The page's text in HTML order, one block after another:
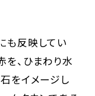
も反映してい
を、ひまわり水
をイメージし